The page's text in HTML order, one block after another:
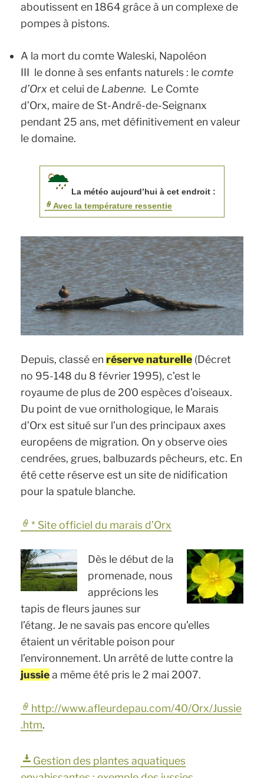
aboutissent en 1864 grâce à un complexe de
pompes à pistons.
A la mort du comte Waleski, Napoléon
III le donne à ses enfants naturels : lecomte
d’Orxet celui de Labenne. Le Comte
d’Orx, maire de St-André-de-Seignanx
pendant 25 ans, met définitivement en valeur
le domaine.
La météo aujourd’hui à cet endroit :
Avec la température ressentie
Depuis, classé enréserve naturelle (Décret
no 95-148 du 8 février 1995), c’est le
royaume de plus de 200 espèces d’oiseaux.
Du point de vue ornithologique, le Marais
d’Orx est situé sur l’un des principaux axes
européens de migration. On y observe oies
cendrées, grues, balbuzards pêcheurs, etc. En
été cette réserve est un site de nidification
pour la spatule blanche.
* Site officiel du marais d’Orx
Dès le début de la
promenade, nous
apprécions les
tapis de fleurs jaunes sur
l’étang. Je ne savais pas encore qu’elles
étaient un véritable poison pour
l’environnement. Un arrêté de lutte contre la
jussiea même été pris le 2 mai 2007.
http://www.afleurdepau.com/40/Orx/Jussie
.htm.
Gestion des plantes aquatiques